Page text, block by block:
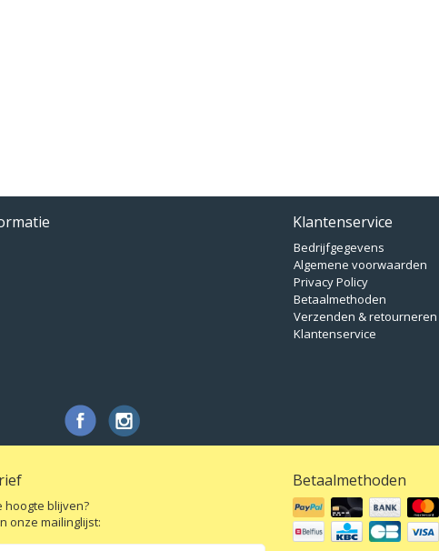
Klantenservice
Bedrijfgegevens
Algemene voorwaarden
Privacy Policy
Betaalmethoden
Verzenden & retourneren
Klantenservice
hoogte blijven?
onze mailinglijst:
Betaalmethoden